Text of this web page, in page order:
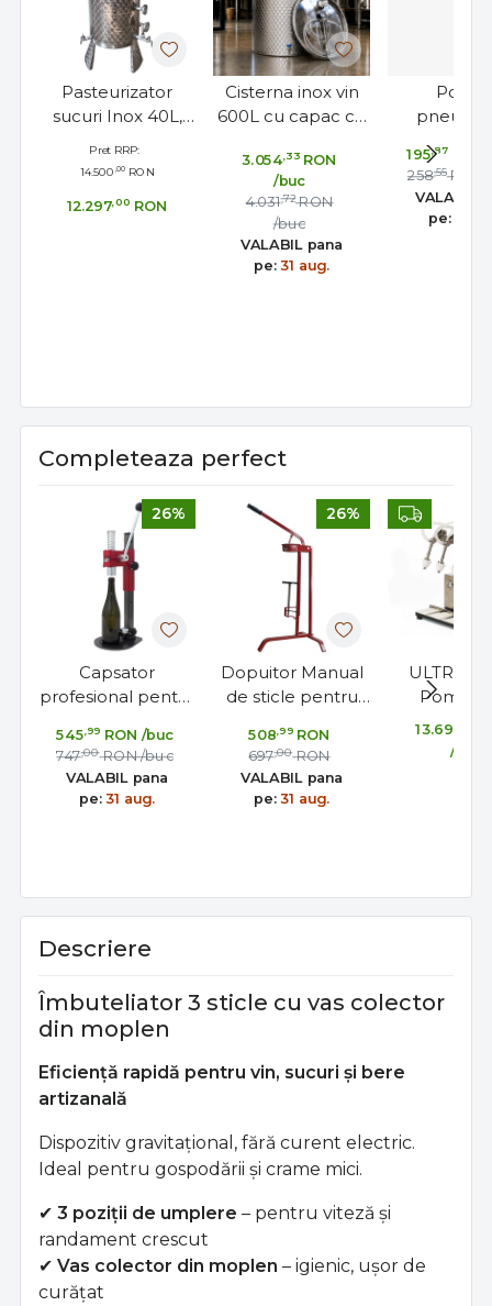
Pasteurizator
sucuri Inox 40L,
serpentina,
Pret RRP:
14.500 ,00 RON
12.297 ,00 RON
Cisterna inox vin
600L cu capac cu
gonflabila – AISI
304, fund plan -
Toscana Inox
3.054 ,33 RON
/buc
4.031,72 RON
/buc
VALABIL pana
pe: 31 aug.
flotant
inox
195,87
258,55 RON
VALABIL
pe:
Completeaza perfect
26%
Capsator
profesional pentru
coroana, ideal
pentru bere, vin,
apa, sucuri
545,99 RON /buc
747,00 RON /buc
VALABIL pana
pe: 31 aug.
26%
Dopuitor Manual
de sticle pentru
ideal pentru vin,
distilate
508,99 RON
697,00 RON
VALABIL pana
pe: 31 aug.
13.697
/buc
Descriere
Îmbuteliator 3 sticle cu vas colector
din moplen
Eficiență rapidă pentru vin, sucuri și bere
artizanală
Dispozitiv gravitațional, fără curent electric.
Ideal pentru gospodării și crame mici.
✔ 3 poziții de umplere – pentru viteză și
randament crescut
✔ Vas colector din moplen – igienic, ușor de
curățat